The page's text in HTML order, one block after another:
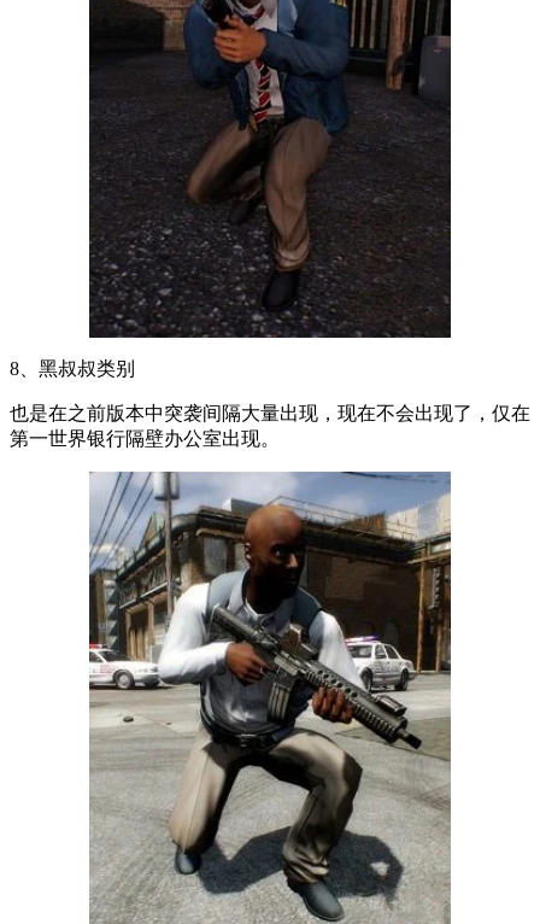
8、黑叔叔类别
也是在之前版本中突袭间隔大量出现，现在不会出现了，仅在
第一世界银行隔壁办公室出现。